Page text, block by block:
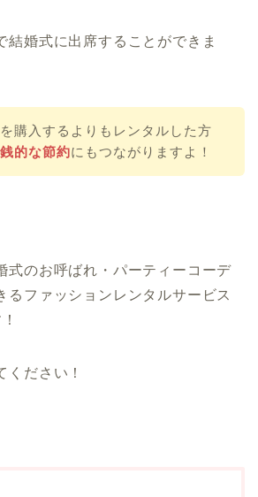
結婚式に出席することができま
を購入するよりもレンタルした方
的な節約にもつながりますよ！
式のお呼ばれ・パーティーコーデ
るファッションレンタルサービス
ください！